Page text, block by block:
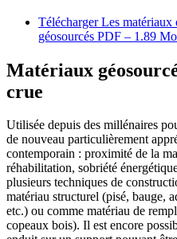
Télécharger Les
géosourcés PDF – 1.89 Mo
Matériaux
crue
Utilisée depuis des millénaires
de nouveau particulièrement
contemporain : proximité de la
réhabilitation, sobriété
plusieurs techniques de
matériau structurel (pisé, bauge,
etc.) ou comme matériau de
copeaux bois). Il est encore